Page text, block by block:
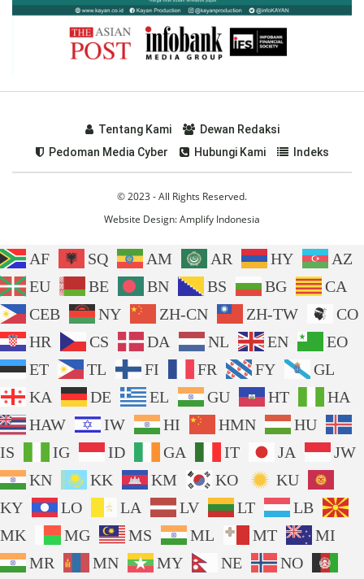
Tentang Kami
Dewan Redaksi
Pedoman Media Cyber
Hubungi Kami Indeks
© 2023 - All Rights Reserved.
Website Design:Amplify Indonesia
AF SQ AM AR HY
AZ
EU
BE BN BS BG
CA
CEB
NY ZH-CN ZH-TW
CO
HR
CS DA NL EN
EO
ET
TL FI FR FY
GL
KA
DE EL GU HT
HA
HAW
IW HI HMN
HU
IS
IG ID GA IT JA
JW
KN
KK KM KO
KU
KY
LO LA LV LT
LB
MK
MG MS ML MT
MI
MR
MN MY NE NO